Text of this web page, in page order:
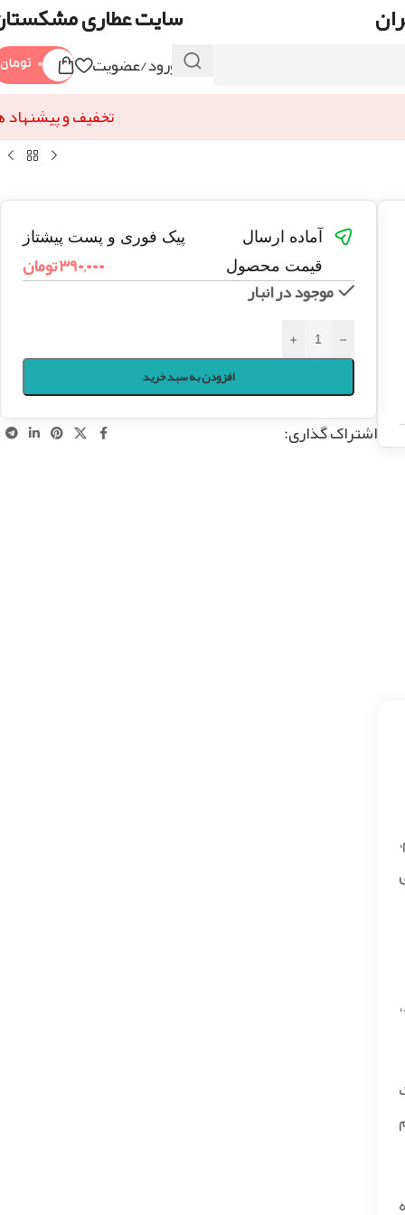
سایت عطاری
ورود/عضویت ۰ تومان
تخفیف و پیشنهاد
آماده ارسال
پیک فوری و پست پیشتاز
قیمت محصول
۳۹۰,۰۰۰تومان
موجود در انبار
-
+
افزودن به سبد خرید
اشتراک گذاری: